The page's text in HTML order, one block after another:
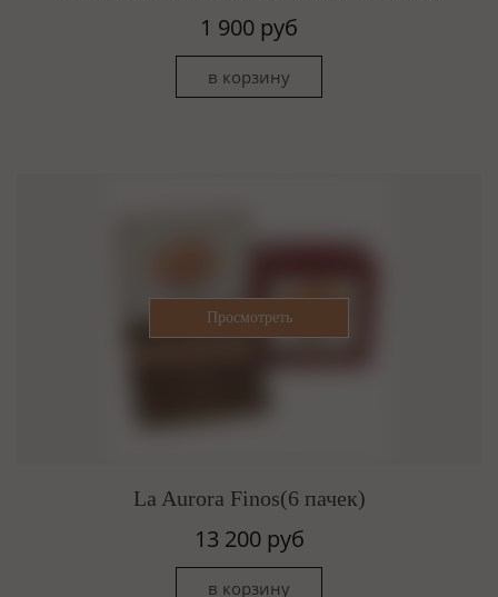
1 900 руб
La Aurora Finos(6 пачек)
13 200 руб